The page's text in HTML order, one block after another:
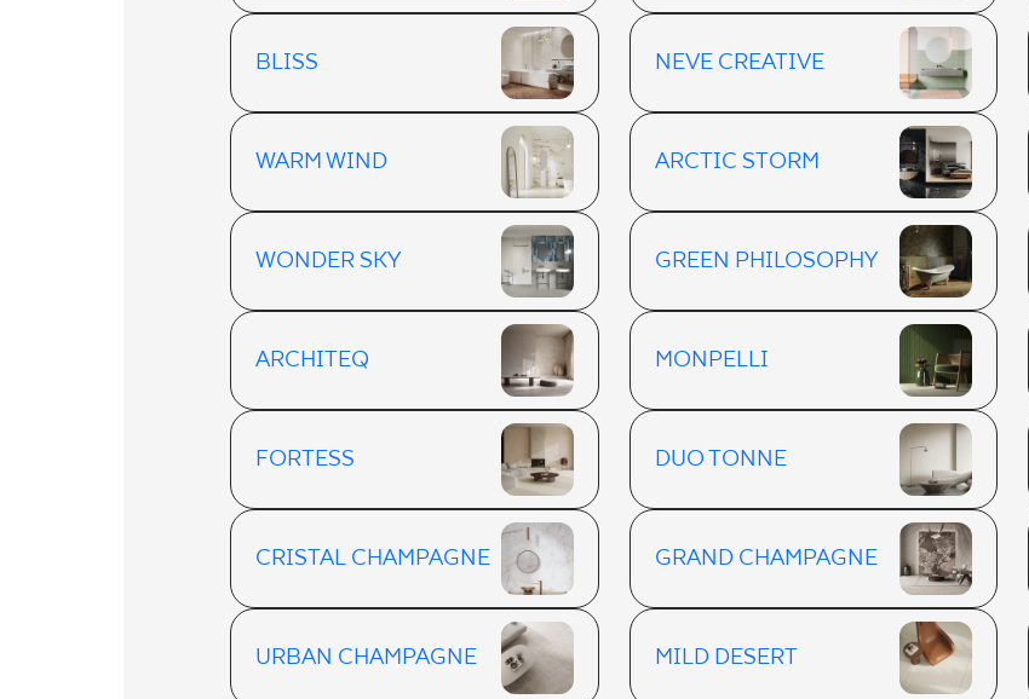
BLISS NEVE CREATIVE
WARM WIND ARCTIC STORM
WONDER SKY GREEN PHILOSOPHY
ARCHITEQ MONPELLI
FORTESS DUO TONNE
CRISTAL CHAMPAGNE GRAND CHAMPAGNE
URBAN CHAMPAGNE MILD DESERT